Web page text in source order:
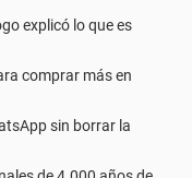
explicó lo que es
comprar más en
sin borrar la